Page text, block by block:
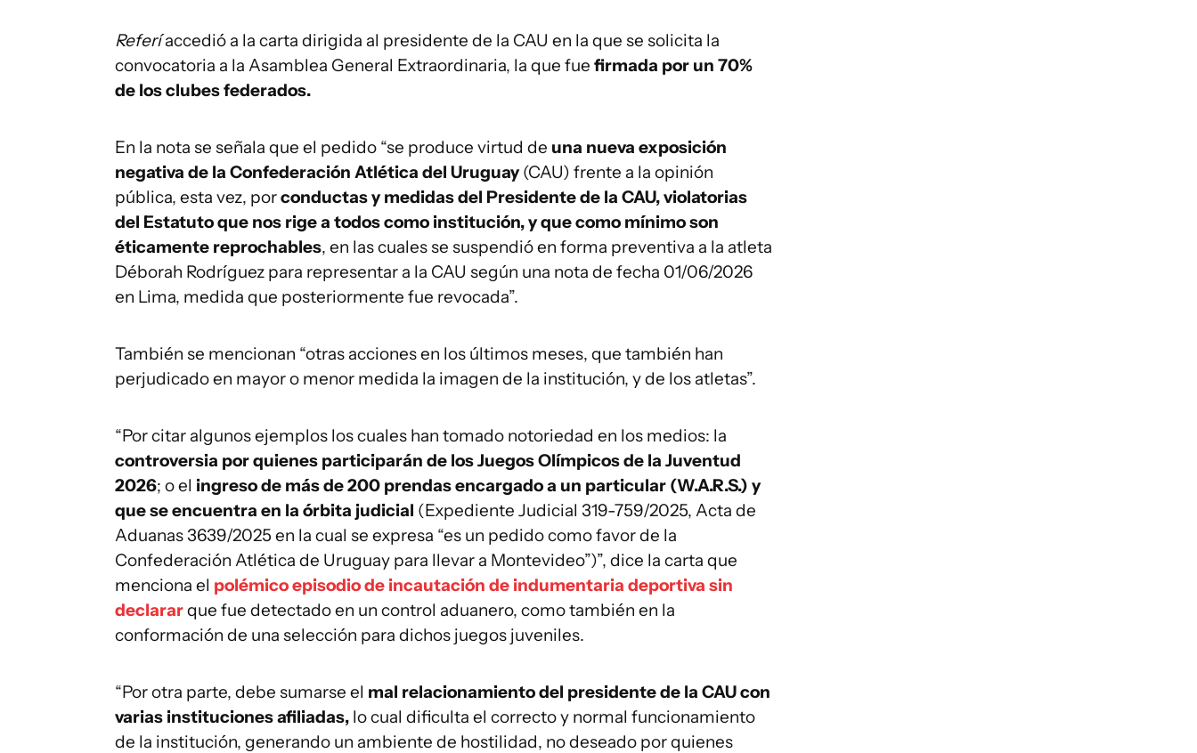
Referíaccedió a la carta dirigida al presidente de la CAU en la que se solicita la
convocatoria a la Asamblea General Extraordinaria, la que fue firmada por un 70%
de los clubes federados.
En la nota se señala que el pedido “se produce virtud de una nueva exposición
negativa de la Confederación Atlética del Uruguay(CAU) frente a la opinión
pública, esta vez, porconductas y medidas del Presidente de la CAU, violatorias
del Estatuto que nos rige a todos como institución, y que como mínimo son
éticamente reprochables, en las cuales se suspendió en forma preventiva a la atleta
Déborah Rodríguez para representar a la CAU según una nota de fecha 01/06/2026
en Lima, medida que posteriormente fue revocada”.
También se mencionan “otras acciones en los últimos meses, que también han
perjudicado en mayor o menor medida la imagen de la institución, y de los atletas”.
“Por citar algunos ejemplos los cuales han tomado notoriedad en los medios: la
controversia por quienes participarán de los Juegos Olímpicos de la Juventud
2026; o el ingreso de más de 200 prendas encargado a un particular (W.A.R.S.) y
que se encuentra en la órbita judicial (Expediente Judicial 319-759/2025, Acta de
Aduanas 3639/2025 en la cual se expresa “es un pedido como favor de la
Confederación Atlética de Uruguay para llevar a Montevideo”)”, dice la carta que
menciona el polémico episodio de incautación de indumentaria deportiva sin
declararque fue detectado en un control aduanero, como también en la
conformación de una selección para dichos juegos juveniles.
“Por otra parte, debe sumarse el mal relacionamiento del presidente de la CAU con
varias instituciones afiliadas, lo cual dificulta el correcto y normal funcionamiento
de la institución, generando un ambiente de hostilidad, no deseado por quienes